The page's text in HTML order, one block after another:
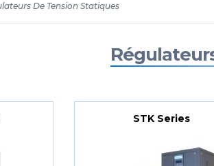
De Tension Statiques
STK Series